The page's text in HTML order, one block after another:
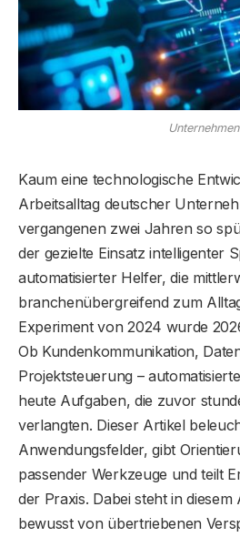
Unternehmen
Kaum eine technologische
Arbeitsalltag deutscher
vergangenen zwei Jahren so
der gezielte Einsatz intelligenter
automatisierter Helfer, die
branchenübergreifend zum
Experiment von 2024 wurde
Ob Kundenkommunikation,
Projektsteuerung –
heute Aufgaben, die zuvor
verlangten. Dieser Artikel
Anwendungsfelder, gibt
passender Werkzeuge und teilt
der Praxis. Dabei steht in diesem
bewusst von übertriebenen